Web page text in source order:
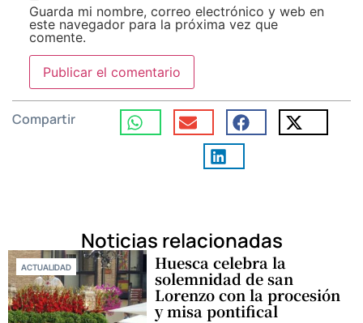
Guarda mi nombre, correo electrónico y web en
este navegador para la próxima vez que
comente.
Compartir
Noticias relacionadas
ACTUALIDAD Huesca celebra la
solemnidad de san
Lorenzo con la procesión
y misa pontifical